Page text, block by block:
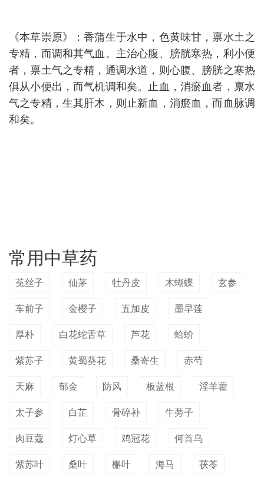
《本草崇原》：香蒲生于水中，色黄味甘，禀水土之
专精，而调和其气血。主治心腹、膀胱寒热，利小便
者，禀土气之专精，通调水道，则心腹、膀胱之寒热
俱从小便出，而气机调和矣。止血，消瘀血者，禀水
气之专精，生其肝木，则止新血，消瘀血，而血脉调
和矣。
常用中草药
菟丝子 仙茅 牡丹皮 木蝴蝶
玄参
车前子
金樱子 五加皮
墨早莲
厚朴
白花蛇舌草 芦花
蛤蚧
紫苏子
黄蜀葵花 桑寄生
赤芍
天麻
郁金 防风 板蓝根
淫羊藿
太子参
白芷 骨碎补
牛蒡子
肉豆蔻
灯心草 鸡冠花
何首乌
紫苏叶
桑叶 槲叶 海马 茯苓